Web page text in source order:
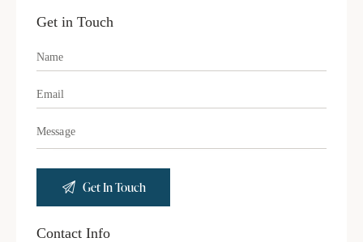
Get in Touch
Contact Info